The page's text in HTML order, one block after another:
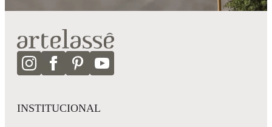
INSTITUCIONAL